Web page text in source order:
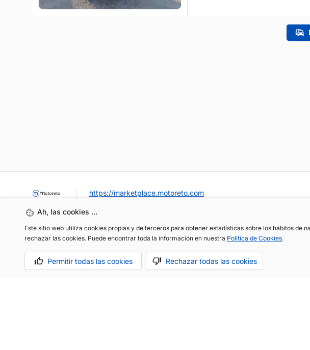
Ah, las cookies ...
Este sitio web utiliza cookies propias y de terceros para obtener estadísticas sobre los hábitos
rechazar las cookies. Puede encontrar toda la información en nuestra Política de Cookies.
Permitir todas las cookies Rechazar todas las cookies
https://marketplace.motoreto.com